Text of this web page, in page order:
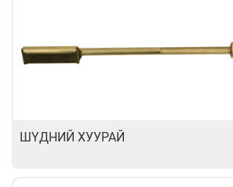
ШҮДНИЙ ХУУРАЙ